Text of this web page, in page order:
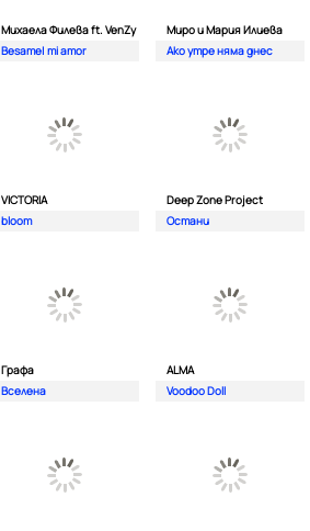
Михаела Филева ft. VenZy
Besame| mi amor
Миро и Мария Илиева
Ако утре няма днес
VICTORIA
bloom
Deep Zone Project
Остани
Графа
Вселена
ALMA
Voodoo Doll